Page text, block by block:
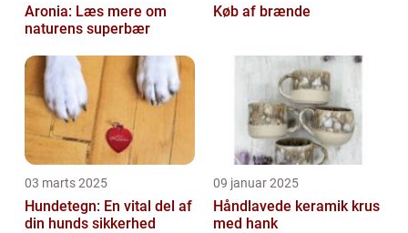
Aronia: Læs mere om
naturens superbær
Køb af brænde
03 marts 2025
Hundetegn: En vital del af
din hunds sikkerhed
09 januar 2025
Håndlavede keramik krus
med hank